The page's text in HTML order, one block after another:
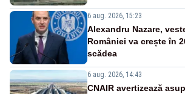
6 aug. 2026, 15:23
Alexandru Nazare,
României va crește în
scădea
6 aug. 2026, 14:43
CNAIR avertizează